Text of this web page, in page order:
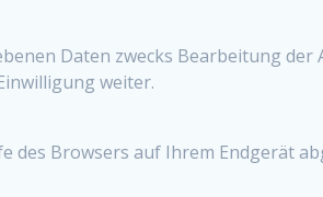
Daten zwecks Bearbeitung der
weiter.
des Browsers auf Ihrem Endgerät